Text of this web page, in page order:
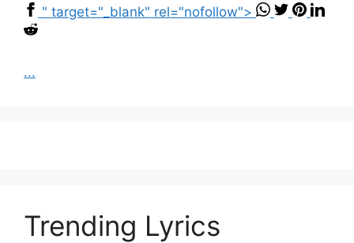
" target="_blank" rel="nofollow">
...
Trending Lyrics